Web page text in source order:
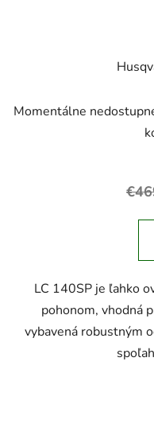
Momentálne
LC 140SP je ľahko
pohonom, vhodná
vybavená robustným